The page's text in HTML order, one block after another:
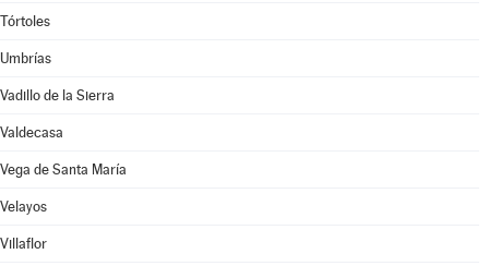
Tórtoles
Umbrías
Vadillo de la Sierra
Valdecasa
Vega de Santa María
Velayos
Villaflor